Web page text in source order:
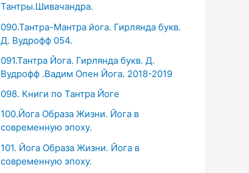
Тантры.Шивачандра.
090.Тантра-Мантра йога. Гирлянда букв.
Д. Вудрофф 054.
091.Тантра Йога. Гирлянда букв. Д.
Вудрофф .Вадим Опен Йога. 2018-2019
098. Книги по Тантра Йоге
100.Йога Образа Жизни. Йога в
современную эпоху.
101. Йога Образа Жизни. Йога в
современную эпоху.